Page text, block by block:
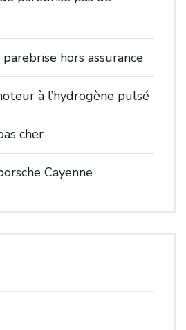
hors assurance
à l’hydrogène pulsé
cher
Cayenne